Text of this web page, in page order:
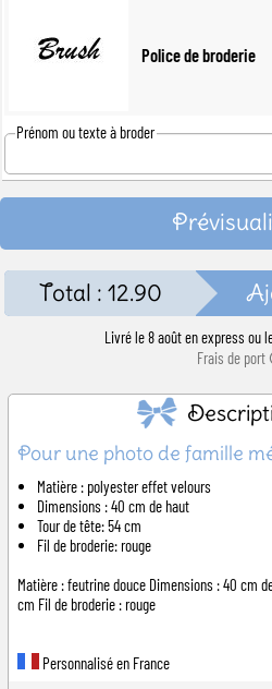
Police de broderie
Prénom ou texte à broder
Total : 12.90
Livré le 8 août en express ou
Frais de
Pour une photo de famille
Matière : polyester effet velours
Dimensions : 40 cm de haut
Tour de tête: 54 cm
Fil de broderie: rouge
Matière : feutrine douce Dimensions : 40 cm
cm Fil de broderie : rouge
Personnalisé en France